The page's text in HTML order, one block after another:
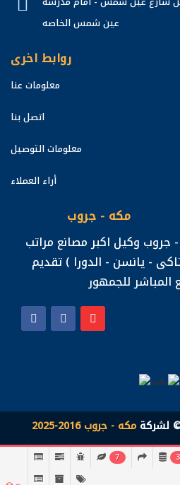
عين شمس الخاصه
روابط اخرى
معلومات عنا
اتصل بنا
معلومات التوصيل
أراء العملاء
مكه - جروب
وكيل اكبر مصانع مراتب
- يانسن - الدورا ) تقديم
المباشر للجمهور
لشركةمكه - جروب 2016-2025
7